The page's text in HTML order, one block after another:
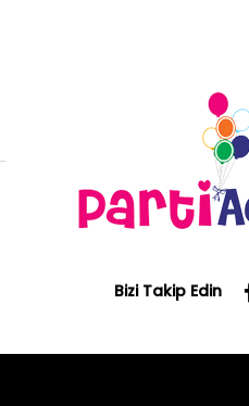
Bizi Takip Edin